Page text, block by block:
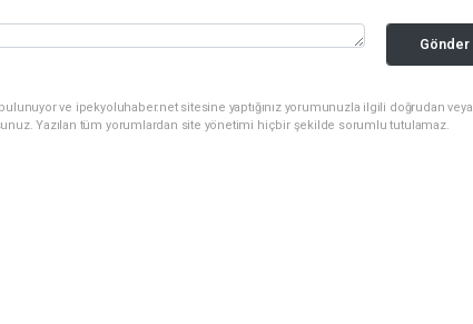
Gönder
ve ipekyoluhaber.net sitesine yaptığınız yorumunuzla ilgili doğrudan veya
Yazılan tüm yorumlardan site yönetimi hiçbir şekilde sorumlu tutulamaz.